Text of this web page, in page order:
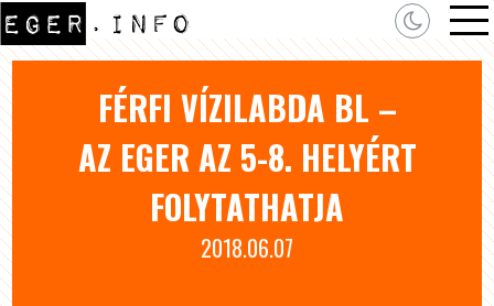
FÉRFI VÍZILABDA BL –
AZ EGER AZ 5-8. HELYÉRT
FOLYTATHATJA
2018.06.07